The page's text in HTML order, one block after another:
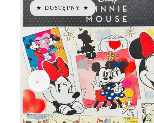
★ DOSTĘPNY ★
←